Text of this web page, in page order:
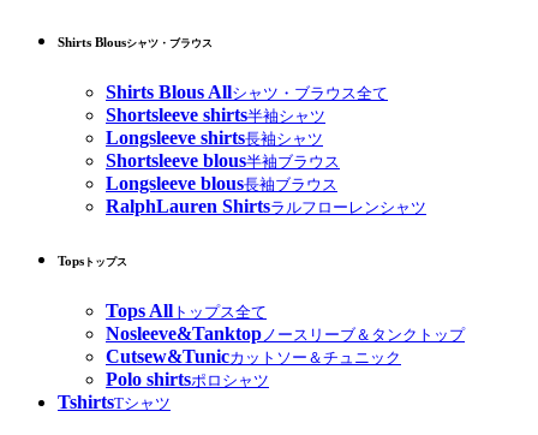
Shirts Blousシャツ・ブラウス
Shirts Blous Allシャツ・ブラウス全て
Shortsleeve shirts半袖シャツ
Longsleeve shirts長袖シャツ
Shortsleeve blous半袖ブラウス
Longsleeve blous長袖ブラウス
RalphLauren Shirtsラルフローレンシャツ
Tops トップス
Tops All トップス全て
Nosleeve&Tanktop ノースリーブ＆タンクトップ
Cutsew&Tunicカットソー＆チュニック
Polo shirtsポロシャツ
TshirtsTシャツ